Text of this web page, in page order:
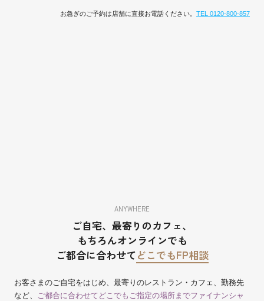
お急ぎのご予約は店舗に直接お電話ください。 TEL 0120-800-857
ANYWHERE
ご自宅、最寄りのカフェ、
もちろんオンラインでも
ご都合に合わせてどこでもFP相談
お客さまのご自宅をはじめ、最寄りのレストラン・カフェ、勤務先
など、 ご都合に合わせてどこでもご指定の場所までファイナンシャ